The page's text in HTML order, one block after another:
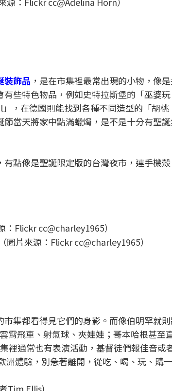
裝飾品 ，是在市集裡最常出現的小物，像
些特色物品，例如史特拉斯堡的「巫婆玩
，在德國則能找到各種不同造型的「胡桃
節當天將家中點滿蠟燭，是不是十分有聖
點像是聖誕限定版的台灣夜市，連手機
片來源：Flickr cc@charley1965）
集都看得見它們的身影。而像伯明罕就
霄飛車、射氣球、夾娃娃；哥本哈根甚至
裡通常也有表演活動，基督徒們報佳音或
體驗，別急著離開，從吃、喝、玩、購